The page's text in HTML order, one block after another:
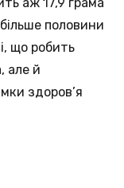
половини
що робить
але й
здоров’я